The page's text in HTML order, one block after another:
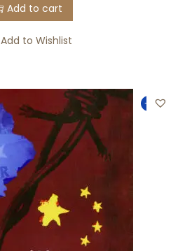
Add to cart
Add to Wishlist
-19%